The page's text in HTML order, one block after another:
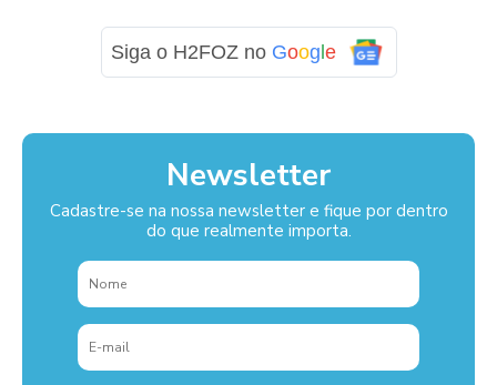
Siga o H2FOZ no Google
Newsletter
Cadastre-se na nossa newsletter e fique por dentro
do que realmente importa.